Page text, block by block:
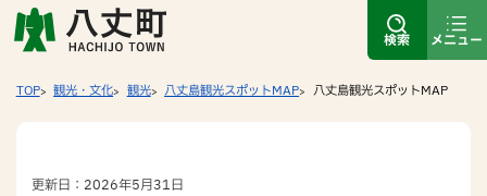
検索 メニュー
TOP 観光・文化 観光 八丈島観光スポットMAP 八丈島観光スポットMAP
更新日：2026年5月31日